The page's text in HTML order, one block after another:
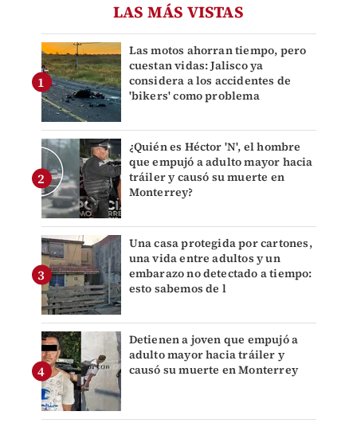
LAS MÁS VISTAS
Las motos ahorran tiempo, pero
cuestan vidas: Jalisco ya
considera a los accidentes de
'bikers' como problema
¿Quién es Héctor 'N', el hombre
que empujó a adulto mayor hacia
tráiler y causó su muerte en
Monterrey?
Una casa protegida por cartones,
una vida entre adultos y un
embarazo no detectado a tiempo:
esto sabemos de l
Detienen a joven que empujó a
adulto mayor hacia tráiler y
causó su muerte en Monterrey